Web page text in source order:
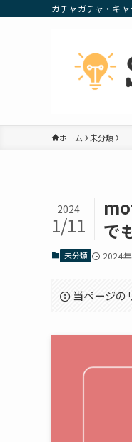
ガチャガチャ・キ
ホーム 未分類
で
2024
1/11
未分類 2024
当ページの